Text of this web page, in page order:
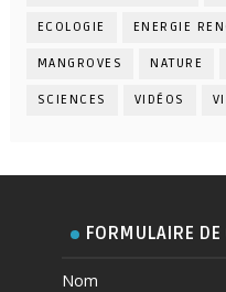
ECOLOGIE ENERGIE
MANGROVES NATURE
SCIENCES VIDÉOS
FORMULAIRE DE
Nom